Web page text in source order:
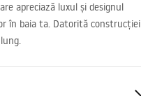
apreciază luxul și designul
în baia ta. Datorită construcției